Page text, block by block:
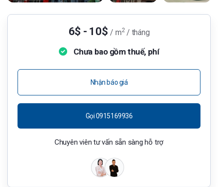
6$ - 10$ / m2/ tháng
Chưa bao gồm thuế, phí
Nhận báo giá
Gọi 0915169936
Chuyên viên tư vấn sẵn sàng hỗ trợ